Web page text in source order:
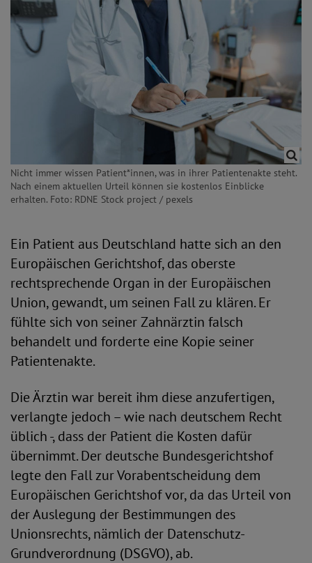
Nicht immer wissen Patient*innen, was in ihrer Patientenakte steht.
Nach einem aktuellen Urteil können sie kostenlos Einblicke
erhalten. Foto: RDNE Stock project / pexels
Ein Patient aus Deutschland hatte sich an den
Europäischen Gerichtshof, das oberste
rechtsprechende Organ in der Europäischen
Union, gewandt, um seinen Fall zu klären. Er
fühlte sich von seiner Zahnärztin falsch
behandelt und forderte eine Kopie seiner
Patientenakte.
Die Ärztin war bereit ihm diese anzufertigen,
verlangte jedoch – wie nach deutschem Recht
üblich -, dass der Patient die Kosten dafür
übernimmt. Der deutsche Bundesgerichtshof
legte den Fall zur Vorabentscheidung dem
Europäischen Gerichtshof vor, da das Urteil von
der Auslegung der Bestimmungen des
Unionsrechts, nämlich der Datenschutz-
Grundverordnung (DSGVO), ab.